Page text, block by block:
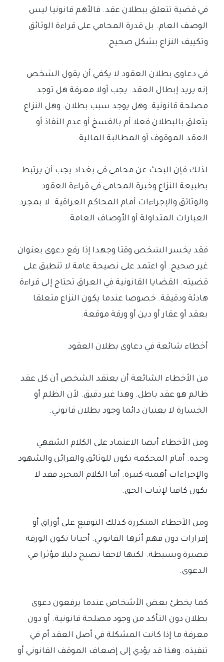
في قضية تتعلق ببطلان عقد. فالأهم قانونيا ليس
الوصف العام. بل قدرة المحامي على قراءة الوثائق
وتكييف النزاع بشكل صحيح.
في دعاوى بطلان العقود لا يكفي أن يقول الشخص
إنه يريد إبطال العقد. يجب أولا معرفة هل توجد
مصلحة قانونية. وهل يوجد سبب بطلان. وهل النزاع
يتعلق بالبطلان فعلا أم بالفسخ أو عدم النفاذ أو
العقد الموقوف أو المطالبة المالية.
لذلك فإن البحث عن محامي في بغداد يجب أن يرتبط
بطبيعة النزاع وخبرة المحامي في قراءة العقود
والوثائق والإجراءات أمام المحاكم العراقية. لا بمجرد
العبارات المتداولة أو الأوصاف العامة.
فقد يخسر الشخص وقتا وجهدا إذا رفع دعوى بعنوان
غير صحيح. أو اعتمد على نصيحة عامة لا تنطبق على
قضيته. القضايا القانونية في العراق تحتاج إلى قراءة
هادئة ودقيقة. خصوصا عندما يكون النزاع متعلقا
بعقد أو عقار أو دين أو ورقة موقعة.
أخطاء شائعة في دعاوى بطلان العقود
من الأخطاء الشائعة أن يعتقد الشخص أن كل عقد
ظالم هو عقد باطل. وهذا غير دقيق. لأن الظلم أو
الخسارة لا يعنيان دائما وجود بطلان قانوني.
ومن الأخطاء أيضا الاعتماد على الكلام الشفهي
وحده. أمام المحكمة تكون للوثائق والقرائن والشهود
والإجراءات أهمية كبيرة. أما الكلام المجرد فقد لا
يكون كافيا لإثبات الحق.
ومن الأخطاء المتكررة كذلك التوقيع على أوراق أو
إقرارات دون فهم أثرها القانوني. أحيانا تكون الورقة
قصيرة وبسيطة. لكنها لاحقا تصبح دليلا مؤثرا في
الدعوى.
كما يخطئ بعض الأشخاص عندما يرفعون دعوى
بطلان دون التأكد من وجود مصلحة قانونية. أو دون
معرفة ما إذا كانت المشكلة في أصل العقد أم في
تنفيذه. وهذا قد يؤدي إلى إضعاف الموقف القانوني أو